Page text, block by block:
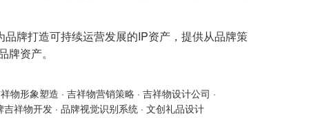
牌打造可持续运营发展的IP资产，提供从品牌策
资产。
物形象塑造 · 吉祥物营销策略 · 吉祥物设计公司 ·
吉祥物开发 · 品牌视觉识别系统 · 文创礼品设计